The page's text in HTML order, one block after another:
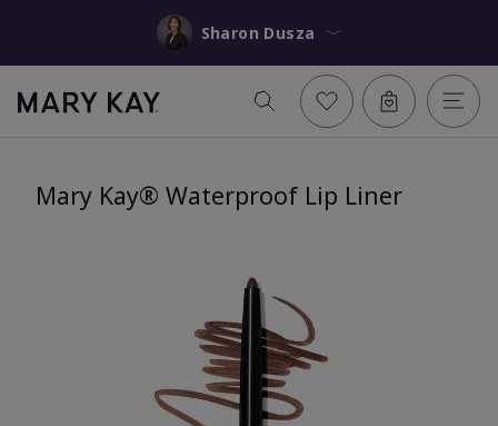
Sharon Dusza
Mary Kay® Waterproof Lip Liner